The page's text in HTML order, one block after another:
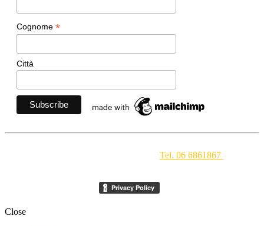
Cognome *
Città
Tel. 06 6861867
Close